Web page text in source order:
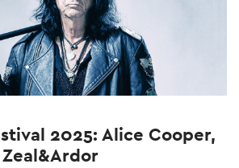
2025: Alice Cooper,
Zeal&Ardor